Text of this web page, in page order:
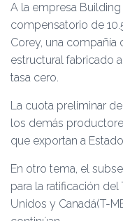
A la empresa
compensatorio de
Corey, una
estructural fabricado
tasa cero.
La cuota preliminar
los demás
que exportan a
En otro tema, el
para la ratificación del
Unidos y Canadá(T-